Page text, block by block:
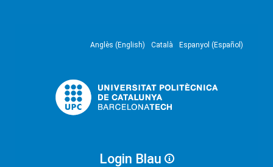
Anglès (English) Català Espanyol (Español)
Login Blau